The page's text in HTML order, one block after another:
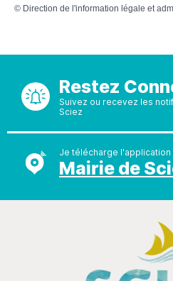
© Direction de l'information légale et
Restez
Suivez ou recevez les
Sciez
Je télécharge l'application
Mairie de